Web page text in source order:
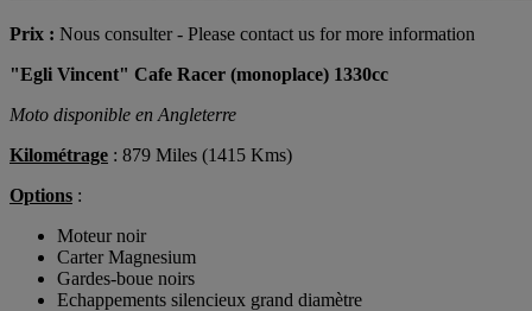
Prix : Nous consulter - Please contact us for more information
"Egli Vincent" Cafe Racer (monoplace) 1330cc
Moto disponible en Angleterre
Kilométrage : 879 Miles (1415 Kms)
Options :
Moteur noir
Carter Magnesium
Gardes-boue noirs
Echappements silencieux grand diamètre